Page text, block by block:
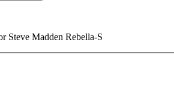
Steve Madden Rebella-S